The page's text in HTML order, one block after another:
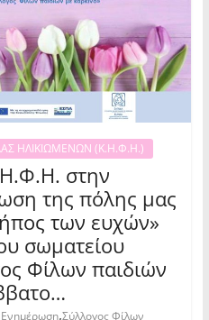
ΗΛΙΚΙΩΜΕΝΩΝ (Κ.Η.Φ.Η.)
στην
της πόλης μας
των ευχών»
σωματείου
Φίλων παιδιών
Ενημέρωση,Σύλλογος Φίλων